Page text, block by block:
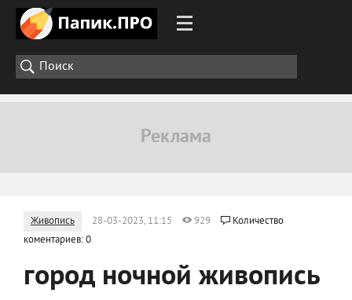
Живопись 28-03-2023, 11:15 929
Количество
коментариев: 0
город ночной живопись